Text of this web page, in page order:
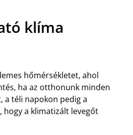
klíma
hőmérsékletet, ahol
ha az otthonunk minden
a téli napokon pedig a
hogy a klimatizált levegőt